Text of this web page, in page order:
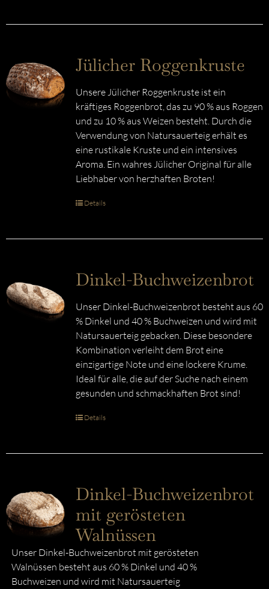
Jülicher Roggenkruste
Unsere Jülicher Roggenkruste ist ein
kräftiges Roggenbrot, das zu 90 % aus Roggen
und zu 10 % aus Weizen besteht. Durch die
Verwendung von Natursauerteig erhält es
eine rustikale Kruste und ein intensives
Aroma. Ein wahres Jülicher Original für alle
Liebhaber von herzhaften Broten!
Details
Dinkel-Buchweizenbrot
Unser Dinkel-Buchweizenbrot besteht aus 60
% Dinkel und 40 % Buchweizen und wird mit
Natursauerteig gebacken. Diese besondere
Kombination verleiht dem Brot eine
einzigartige Note und eine lockere Krume.
Ideal für alle, die auf der Suche nach einem
gesunden und schmackhaften Brot sind!
Details
Dinkel-Buchweizenbrot
mit gerösteten
Walnüssen
Unser Dinkel-Buchweizenbrot mit gerösteten
Walnüssen besteht aus 60 % Dinkel und 40 %
Buchweizen und wird mit Natursauerteig